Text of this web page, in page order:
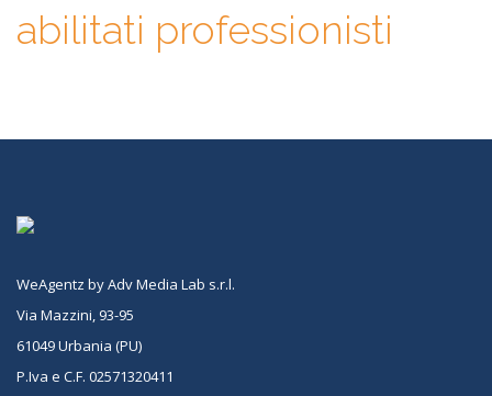
abilitati professionisti
WeAgentz by Adv Media Lab s.r.l.
Via Mazzini, 93-95
61049 Urbania (PU)
P.Iva e C.F. 02571320411